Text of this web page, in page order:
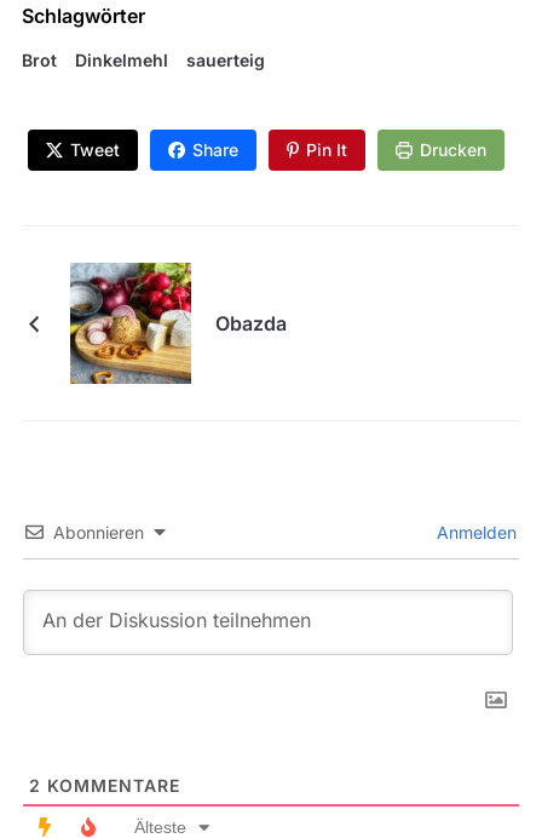
Schlagwörter
Brot Dinkelmehl sauerteig
Tweet Share Pin It Drucken
Obazda
Abonnieren Anmelden
2 KOMMENTARE
Älteste